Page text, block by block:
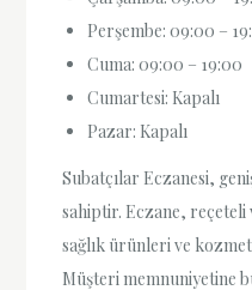
Perşembe: 09:00 –
Cuma: 09:00 – 19:00
Cumartesi: Kapalı
Pazar: Kapalı
Subatçılar Eczanesi,
sahiptir. Eczane, reçeteli
sağlık ürünleri ve
Müşteri memnuniyetine